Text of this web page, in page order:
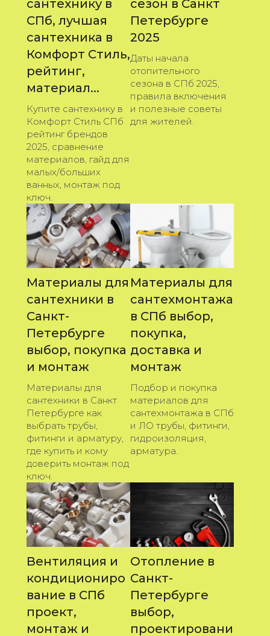
сантехнику в
СПб, лучшая
сантехника в
Комфорт Стиль,
рейтинг,
материал...
Купите сантехнику в
Комфорт Стиль СПб
рейтинг брендов
2025, сравнение
материалов, гайд для
малых/больших
ванных, монтаж под
ключ.
сезон в Санкт
Петербурге
2025
Даты начала
отопительного
сезона в СПб 2025,
правила включения
и полезные советы
для жителей.
Материалы для
сантехники в
Санкт-
Петербурге
выбор, покупка
и монтаж
Материалы для
сантехники в Санкт
Петербурге как
выбрать трубы,
фитинги и арматуру,
где купить и кому
доверить монтаж под
ключ.
Материалы для
сантехмонтажа
в СПб выбор,
покупка,
доставка и
монтаж
Подбор и покупка
материалов для
сантехмонтажа в СПб
и ЛО трубы, фитинги,
гидроизоляция,
арматура.
Вентиляция и
кондициониро
вание в СПб
проект,
монтаж и
Отопление в
Санкт-
Петербурге
выбор,
проектировани